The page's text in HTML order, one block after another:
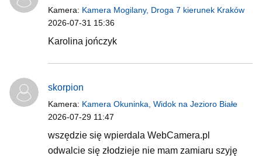
Kamera: Kamera Mogilany, Droga 7 kierunek Kraków
2026-07-31 15:36
Karolina jończyk
skorpion
Kamera: Kamera Okuninka, Widok na Jezioro Białe
2026-07-29 11:47
wszędzie się wpierdala WebCamera.pl
odwalcie się złodzieje nie mam zamiaru szyję